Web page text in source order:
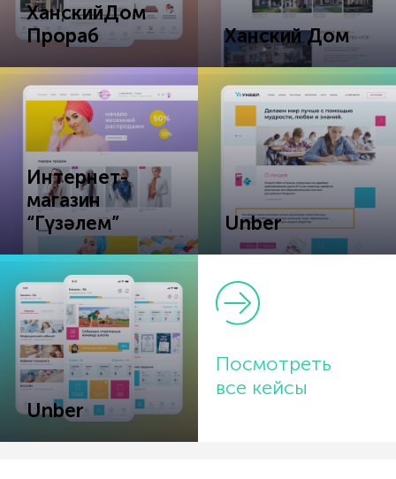
ХанскийДом
Прораб
Ханский Дом
Интернет-
магазин
“Гүзәлем”
Unber
Unber
Посмотреть
все кейсы